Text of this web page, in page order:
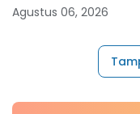
Agustus 06, 2026